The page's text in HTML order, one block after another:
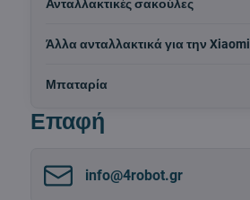
Ανταλλακτικές σακούλες
Άλλα ανταλλακτικά για την Xiaomi
Μπαταρία
Επαφή
info​@4robot​.gr